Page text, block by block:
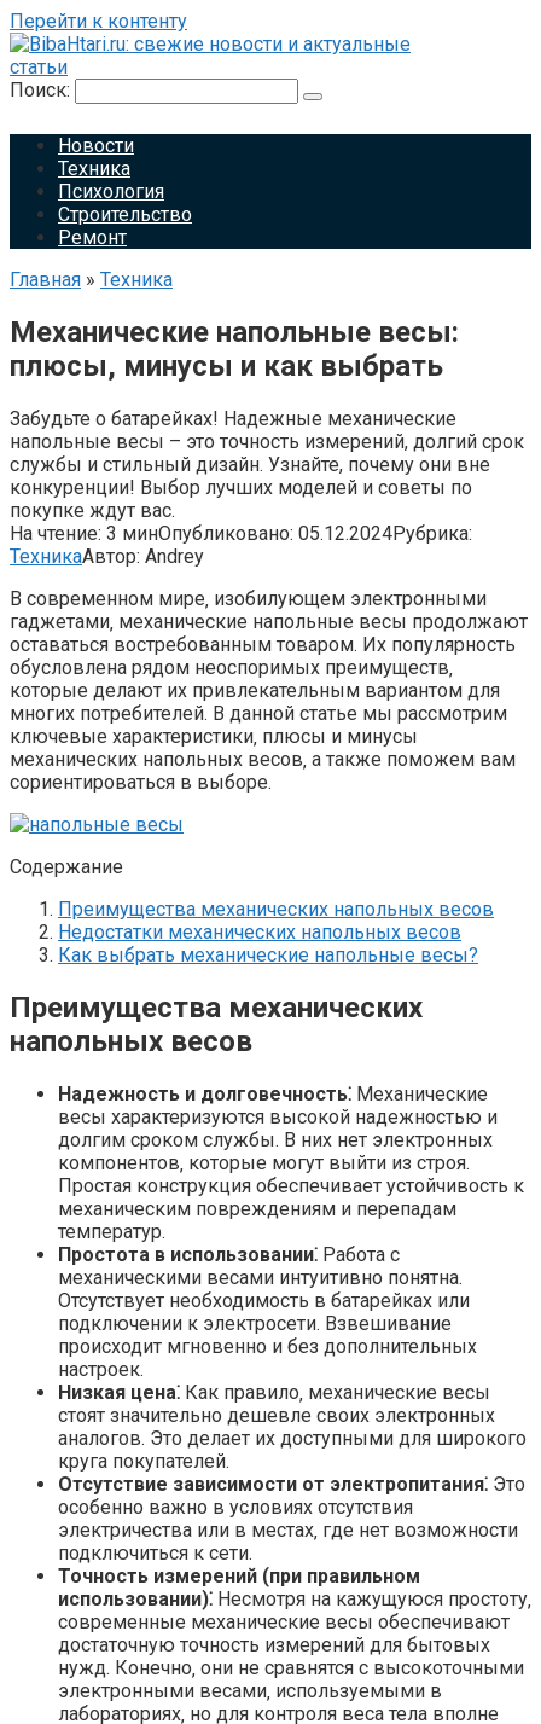
Перейти к контенту
Поиск:
Новости
Техника
Психология
Строительство
Ремонт
Главная » Техника
Механические напольные весы:
плюсы, минусы и как выбрать
Забудьте о батарейках! Надежные механические
напольные весы – это точность измерений, долгий срок
службы и стильный дизайн. Узнайте, почему они вне
конкуренции! Выбор лучших моделей и советы по
покупке ждут вас.
На чтение: 3 минОпубликовано: 05.12.2024Рубрика:
ТехникаАвтор: Andrey
В современном мире‚ изобилующем электронными
гаджетами‚ механические напольные весы продолжают
оставаться востребованным товаром. Их популярность
обусловлена рядом неоспоримых преимуществ‚
которые делают их привлекательным вариантом для
многих потребителей. В данной статье мы рассмотрим
ключевые характеристики‚ плюсы и минусы
механических напольных весов‚ а также поможем вам
сориентироваться в выборе.
Содержание
Преимущества механических напольных весов
Недостатки механических напольных весов
Как выбрать механические напольные весы?
Преимущества механических
напольных весов
Надежность и долговечность⁚ Механические
весы характеризуются высокой надежностью и
долгим сроком службы. В них нет электронных
компонентов‚ которые могут выйти из строя.
Простая конструкция обеспечивает устойчивость к
механическим повреждениям и перепадам
температур.
Простота в использовании⁚ Работа с
механическими весами интуитивно понятна.
Отсутствует необходимость в батарейках или
подключении к электросети. Взвешивание
происходит мгновенно и без дополнительных
настроек.
Низкая цена⁚ Как правило‚ механические весы
стоят значительно дешевле своих электронных
аналогов. Это делает их доступными для широкого
круга покупателей.
Отсутствие зависимости от электропитания⁚ Это
особенно важно в условиях отсутствия
электричества или в местах‚ где нет возможности
подключиться к сети.
Точность измерений (при правильном
использовании)⁚ Несмотря на кажущуюся простоту‚
современные механические весы обеспечивают
достаточную точность измерений для бытовых
нужд. Конечно‚ они не сравнятся с высокоточными
электронными весами‚ используемыми в
лабораториях‚ но для контроля веса тела вполне